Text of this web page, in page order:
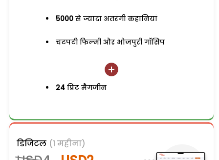
5000 से ज्यादा अतरंगी कहानियां
चटपटी फिल्मी और भोजपुरी गॉसिप
24 प्रिंट मैगजीन
डिजिटल (1 महीना)